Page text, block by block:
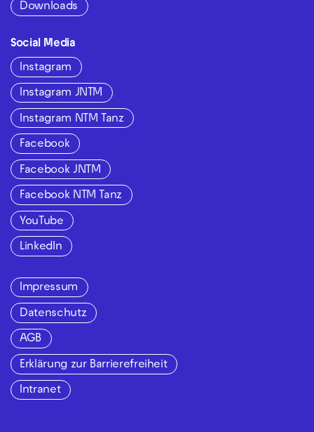
Downloads
Social Media
Instagram
Instagram JNTM
Instagram NTM Tanz
Facebook
Facebook JNTM
Facebook NTM Tanz
YouTube
LinkedIn
Impressum
Datenschutz
AGB
Erklärung zur Barrierefreiheit
Intranet